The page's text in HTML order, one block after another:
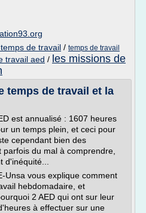
de travail / temps de travail
travail aed / les missions de
temps de travail et la
est annualisé : 1607 heures
un temps plein, et ceci pour
cependant bien des
du mal à comprendre,
Unsa vous explique comment
hebdomadaire, et
2 AED qui ont sur leur
à effectuer sur une